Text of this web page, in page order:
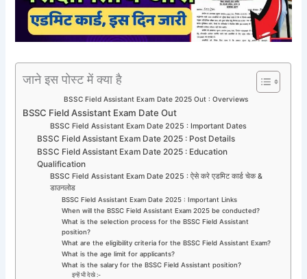
जाने इस पोस्ट में क्या है
BSSC Field Assistant Exam Date 2025 Out : Overviews
BSSC Field Assistant Exam Date Out
BSSC Field Assistant Exam Date 2025 : Important Dates
BSSC Field Assistant Exam Date 2025 : Post Details
BSSC Field Assistant Exam Date 2025 : Education
Qualification
BSSC Field Assistant Exam Date 2025 : ऐसे करे एडमिट कार्ड चेक &
डाउनलोड
BSSC Field Assistant Exam Date 2025 : Important Links
When will the BSSC Field Assistant Exam 2025 be conducted?
What is the selection process for the BSSC Field Assistant
position?
What are the eligibility criteria for the BSSC Field Assistant Exam?
What is the age limit for applicants?
What is the salary for the BSSC Field Assistant position?
इन्हें भी देखे :-